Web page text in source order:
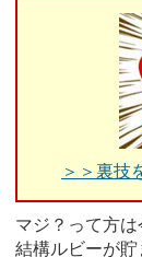
＞＞裏技
マジ？って方
結構ルビーが貯